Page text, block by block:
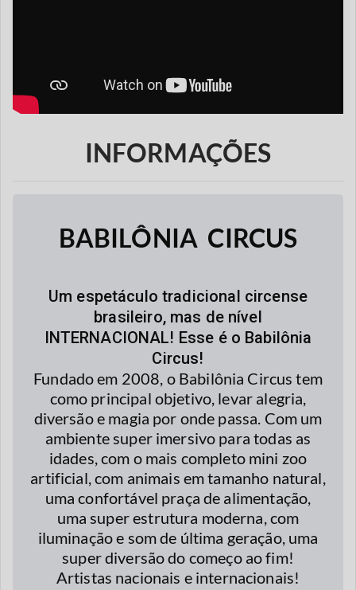
INFORMAÇÕES
BABILÔNIA CIRCUS
Um espetáculo tradicional circense
brasileiro, mas de nível
INTERNACIONAL! Esse é o Babilônia
Circus!
Fundado em 2008, o Babilônia Circus tem
como principal objetivo, levar alegria,
diversão e magia por onde passa. Com um
ambiente super imersivo para todas as
idades, com o mais completo mini zoo
artificial, com animais em tamanho natural,
uma confortável praça de alimentação,
uma super estrutura moderna, com
iluminação e som de última geração, uma
super diversão do começo ao fim!
Artistas nacionais e internacionais!